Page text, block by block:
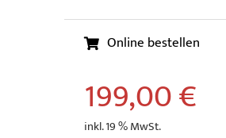
Online bestellen
199,00€
inkl. 19 % MwSt.